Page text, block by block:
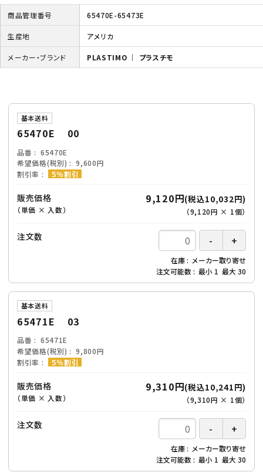
商品管理番号 65470E-65473E
生産地 アメリカ
メーカー・ブランド PLASTIMO ｜ プラスチモ
基本送料
65470E 00
品番
65470E
希望価格(税別)
9,600円
割引率
５％割引
販売価格
（単価 × 入数）
9,120円(税込10,032円)
（9,120円 × 1個）
注文数
在庫
メーカー取り寄せ
注文可能数
最小 1 最大 30
基本送料
65471E 03
品番
65471E
希望価格(税別)
9,800円
割引率
５％割引
販売価格
（単価 × 入数）
9,310円(税込10,241円)
（9,310円 × 1個）
注文数
在庫
メーカー取り寄せ
注文可能数
最小 1 最大 30